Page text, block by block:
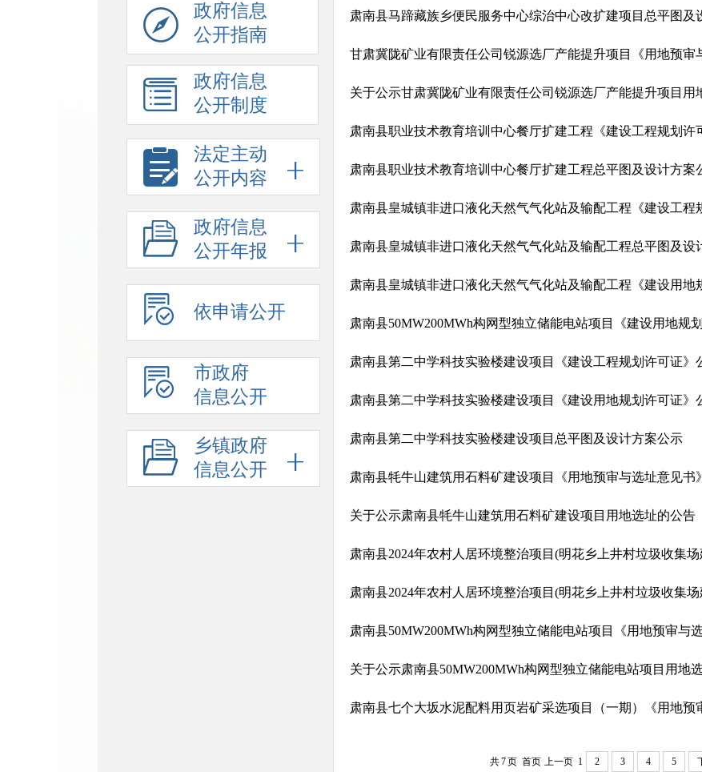
政府信息
公开指南
政府信息
公开制度
法定主动
公开内容
政府信息
公开年报
依申请公开
市政府
信息公开
乡镇政府
信息公开
肃南县马蹄藏族乡便民服务中心综治中心改扩建项目总平图及
甘肃冀陇矿业有限责任公司锐源选厂产能提升项目《用地预审
关于公示甘肃冀陇矿业有限责任公司锐源选厂产能提升项目用
肃南县职业技术教育培训中心餐厅扩建工程《建设工程规划许
肃南县职业技术教育培训中心餐厅扩建工程总平图及设计方案
肃南县皇城镇非进口液化天然气气化站及输配工程《建设工程
肃南县皇城镇非进口液化天然气气化站及输配工程总平图及设
肃南县皇城镇非进口液化天然气气化站及输配工程《建设用地
肃南县50MW200MWh构网型独立储能电站项目《建设用地规
肃南县第二中学科技实验楼建设项目《建设工程规划许可证》
肃南县第二中学科技实验楼建设项目《建设用地规划许可证》
肃南县第二中学科技实验楼建设项目总平图及设计方案公示
肃南县牦牛山建筑用石料矿建设项目《用地预审与选址意见书
关于公示肃南县牦牛山建筑用石料矿建设项目用地选址的公告
肃南县50MW200MWh构网型独立储能电站项目《用地预审与
关于公示肃南县50MW200MWh构网型独立储能电站项目用地
共7页 首页 上一页 1 2 3 4 5